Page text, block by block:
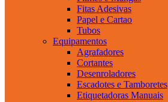
Fitas Adesivas
Papel e Cartao
Tubos
Equipamentos
Agrafadores
Cortantes
Desenroladores
Escadotes e Tamboretes
Etiquetadoras Manuais